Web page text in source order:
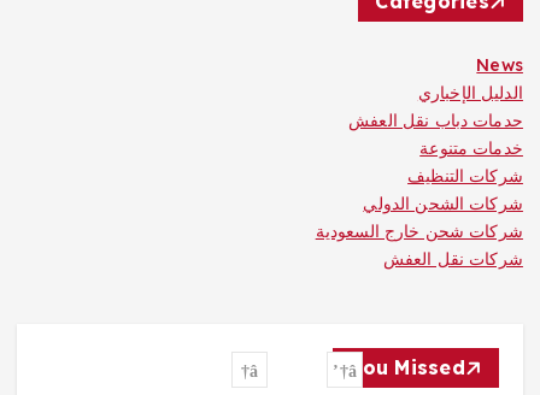
News
الدليل الإخباري
حدمات دباب نقل العفش
خدمات متنوعة
شركات التنظيف
شركات الشحن الدولي
شركات شحن خارج السعودية
شركات نقل العفش
You Missed